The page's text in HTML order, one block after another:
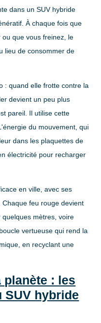
dans unSUV hybride
À chaque fois que
que vous freinez, le
lieu de consommer de
: quand elle frotte contre la
devient un peu plus
pareil. Il utilise cette
du mouvement, qui
dans les plaquettes de
électricité pour recharger
en ville, avec ses
feu rouge devient
mètres, voire
vertueuse qui rend la
en recyclant une
planète : les
SUV hybride